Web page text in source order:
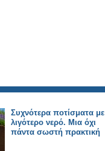
Συχνότερα ποτίσματα με
λιγότερο νερό. Μια όχι
πάντα σωστή πρακτική